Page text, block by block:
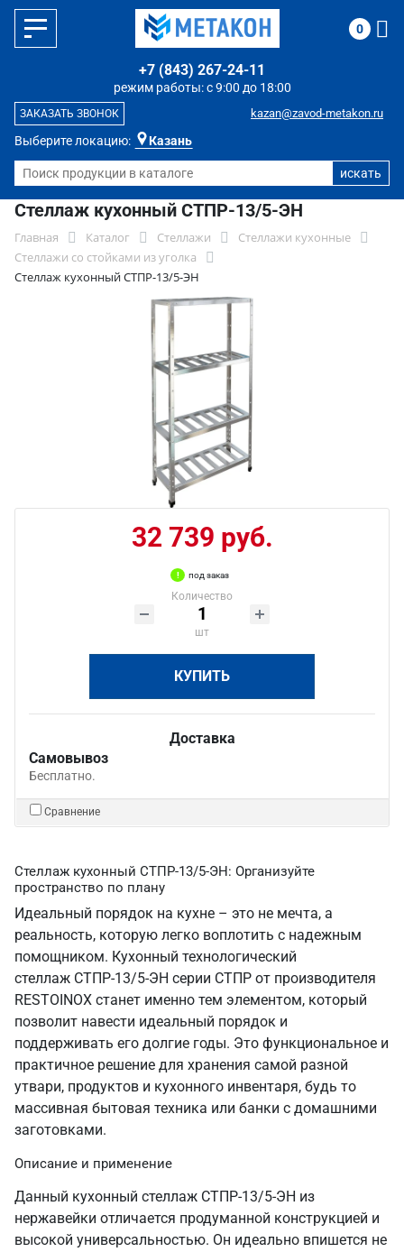
Выберите локацию: Казань
режим работы: с 9:00 до 18:00
+7 (843) 267-24-11
kazan@zavod-metakon.ru
ЗАКАЗАТЬ ЗВОНОК
0
Стеллаж кухонный СТПР-13/5-ЭН
Главная Каталог Стеллажи
Стеллажи кухонные
Стеллажи со стойками из уголка
Стеллаж кухонный СТПР-13/5-ЭН
32 739 руб.
под заказ
Количество
шт
КУПИТЬ
Доставка
Самовывоз
Бесплатно.
Сравнение
Стеллаж кухонный СТПР-13/5-ЭН: Организуйте
пространство по плану
Идеальный порядок на кухне – это не мечта, а
реальность, которую легко воплотить с надежным
помощником. Кухонный технологический
стеллаж СТПР-13/5-ЭН серии СТПР от производителя
RESTOINOX станет именно тем элементом, который
позволит навести идеальный порядок и
поддерживать его долгие годы. Это функциональное и
практичное решение для хранения самой разной
утвари, продуктов и кухонного инвентаря, будь то
массивная бытовая техника или банки с домашними
заготовками.
Описание и применение
Данный кухонный стеллаж СТПР-13/5-ЭН из
нержавейки отличается продуманной конструкцией и
высокой универсальностью. Он идеально впишется не